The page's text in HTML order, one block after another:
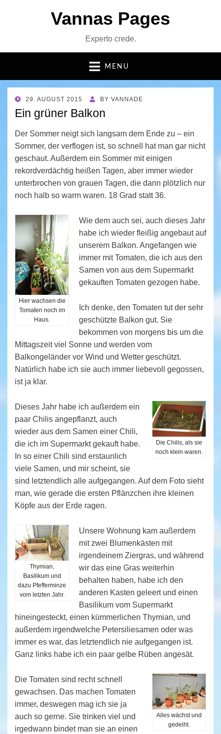
Vannas Pages
Experto crede.
MENU
POSTED
ON
29. AUGUST 2015 BY VANNADE
Ein grüner Balkon
Der Sommer neigt sich langsam dem Ende zu – ein
Sommer, der verflogen ist, so schnell hat man gar nicht
geschaut. Außerdem ein Sommer mit einigen
rekordverdächtig heißen Tagen, aber immer wieder
unterbrochen von grauen Tagen, die dann plötzlich nur
noch halb so warm waren. 18 Grad statt 36.
Hier wachsen die
Tomaten noch im
Haus.
Wie dem auch sei, auch dieses Jahr
habe ich wieder fleißig angebaut auf
unserem Balkon. Angefangen wie
immer mit Tomaten, die ich aus den
Samen von aus dem Supermarkt
gekauften Tomaten gezogen habe.
Ich denke, den Tomaten tut der sehr
geschützte Balkon gut. Sie
bekommen von morgens bis um die
Mittagszeit viel Sonne und werden vom
Balkongeländer vor Wind und Wetter geschützt.
Natürlich habe ich sie auch immer liebevoll gegossen,
ist ja klar.
Die Chilis, als sie
noch klein waren.
Dieses Jahr habe ich außerdem ein
paar Chilis angepflanzt, auch
wieder aus dem Samen einer Chili,
die ich im Supermarkt gekauft habe.
In so einer Chili sind erstaunlich
viele Samen, und mir scheint, sie
sind letztendlich alle aufgegangen. Auf dem Foto sieht
man, wie gerade die ersten Pflänzchen ihre kleinen
Köpfe aus der Erde ragen.
Thymian,
Basilikum und
dazu Pfefferminze
vom letzten Jahr.
Unsere Wohnung kam außerdem
mit zwei Blumenkästen mit
irgendeinem Ziergras, und während
wir das eine Gras weiterhin
behalten haben, habe ich den
anderen Kasten geleert und einen
Basilikum vom Supermarkt
hineingesteckt, einen kümmerlichen Thymian, und
außerdem irgendwelche Petersiliesamen oder was
immer es war, das letztendlich nie aufgegangen ist.
Ganz links habe ich ein paar gelbe Rüben angesät.
Alles wächst und
gedeiht.
Die Tomaten sind recht schnell
gewachsen. Das machen Tomaten
immer, deswegen mag ich sie ja
auch so gerne. Sie trinken viel und
irgedwann bindet man sie an einen